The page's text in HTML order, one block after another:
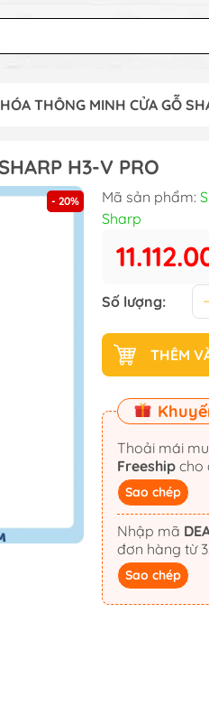
THÔNG MINH CỬA GỖ
H3-V PRO
- 20% Mã sản phẩm:
Sharp
Số lượng:
THÊM
Thoải mái
Freeship cho
Sao chép
Nhập mã
đơn hàng từ
Sao chép